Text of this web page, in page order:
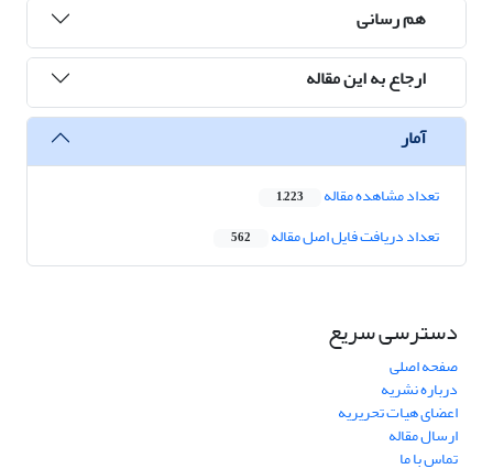
هم رسانی
ارجاع به این مقاله
آمار
تعداد مشاهده مقاله 1,223
تعداد دریافت فایل اصل مقاله 562
دسترسی سریع
صفحه اصلی
درباره نشریه
اعضای هیات تحریریه
ارسال مقاله
تماس با ما